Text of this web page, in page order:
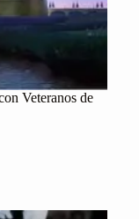
Veteranos de